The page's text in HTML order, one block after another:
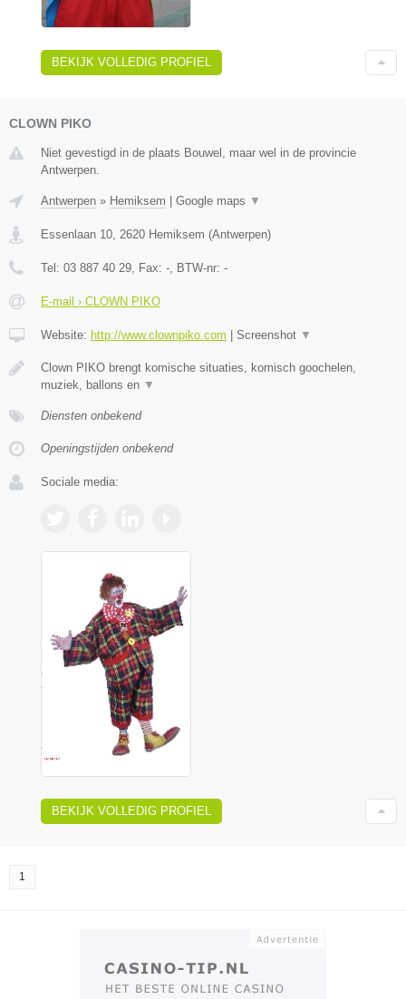
BEKIJK VOLLEDIG PROFIEL
CLOWN PIKO
Niet gevestigd in de plaats Bouwel, maar wel in de provincie
Antwerpen.
Antwerpen » Hemiksem Google maps ▼
Essenlaan 10 2620 Hemiksem (Antwerpen)
Tel: 03 887 40 29 , Fax: - , BTW-nr: -
E-mail › CLOWN PIKO
Website: http://www.clownpiko.com Screenshot ▼
Clown PIKO brengt komische situaties, komisch goochelen,
muziek, ballons en ▼
Diensten onbekend
Openingstijden onbekend
Sociale media:
BEKIJK VOLLEDIG PROFIEL
1